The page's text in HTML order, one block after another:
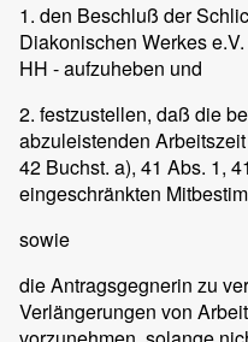
1. den Beschluß der
Diakonischen Werkes
HH - aufzuheben und
2. festzustellen, daß die
abzuleistenden
42 Buchst. a), 41 Abs. 1,
eingeschränkten
sowie
die Antragsgegnerin zu
Verlängerungen von